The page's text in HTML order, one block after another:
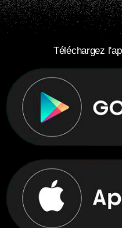
Téléchargez